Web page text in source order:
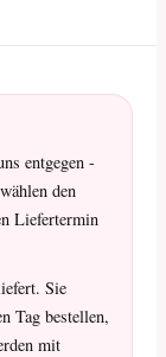
entgegen -
den
Liefertermin
Sie
Tag bestellen,
mit